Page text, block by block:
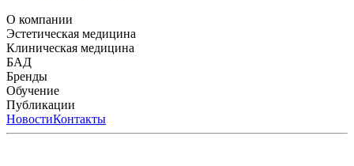
О компании
История компанииНаучный центр
центрПатентыЛаборатория
Мезотерапии
Эстетическая медицина
БиорепарацияФиллеры
пилинги
Клиническая медицина
HYALREPAIR® CHONDROreparant
DENTAL
FILLER INTIMO
БАД
CYTOHYALEX
Бренды
APRILINE®
InternationalHYALREPAIR®
ХОНДРОРЕПАРАНТ®
ДЕНТАЛMESALTERA BY DR. MIKHAYLOVAMEDIC
Обучение
Расписание мероприятий
обученияПреподаватели
Публикации
ЖУРНАЛ LES NOUVELLES ESTHÉTIQUES
«ИНЪЕКЦИОННАЯ КОСМЕТОЛОГИЯ»ЖУРНАЛ
НовостиКонтакты